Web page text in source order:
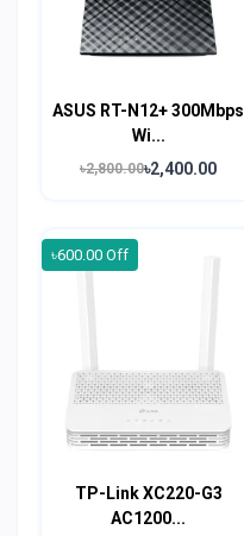
ASUS RT-N12+ 300Mbps
Wi...
৳2,800.00৳2,400.00
৳600.00 Off
TP-Link XC220-G3
AC1200...